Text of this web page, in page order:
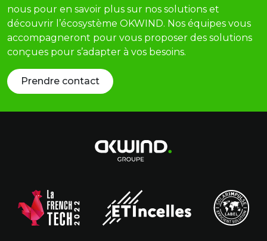
nous pour en savoir plus sur nos solutions et
découvrir l’écosystème OKWIND. Nos équipes vous
accompagneront pour vous proposer des solutions
conçues pour s’adapter à vos besoins.
Prendre contact